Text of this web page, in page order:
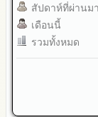
สัปดาห์ที่ผ่านมา
เดือนนี้
รวมทั้งหมด